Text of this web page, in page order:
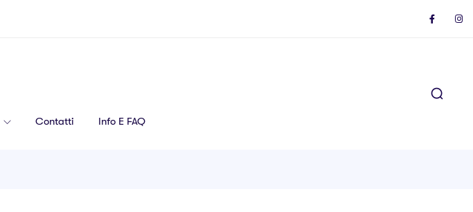
Contatti Info E FAQ